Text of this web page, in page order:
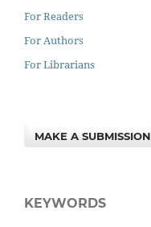
For Readers
For Authors
For Librarians
MAKE A SUBMISSION
KEYWORDS